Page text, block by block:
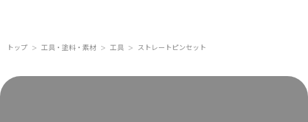
トップ ＞ 工具・塗料・素材 ＞ 工具 ＞ ストレートピンセット